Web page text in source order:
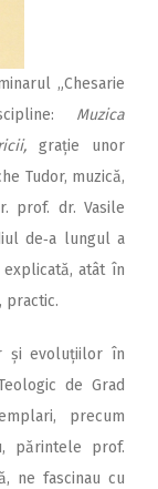
„Chesarie
Muzica
grație unor
Tudor, muzică,
prof. dr. Vasile
de‑a lungul a
atât în
practic.
și evoluțiilor în
de Grad
precum
părintele prof.
ne fascinau cu